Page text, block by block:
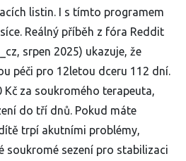
listin. I s tímto programem
Reálný příběh z fóra Reddit
srpen 2025) ukazuje, že
péči pro 12letou dceru 112 dní.
Kč za soukromého terapeuta,
do tří dnů. Pokud máte
trpí akutními problémy,
soukromé sezení pro stabilizaci